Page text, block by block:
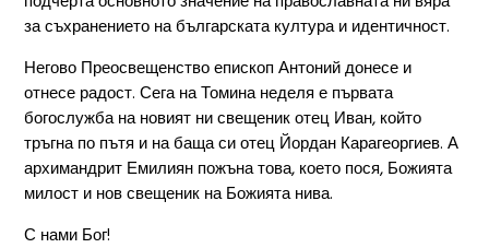
за съхранението на българската култура и идентичност.
Негово Преосвещенство епископ Антоний донесе и
отнесе радост. Сега на Томина неделя е първата
богослужба на новият ни свещеник отец Иван, който
тръгна по пътя и на баща си отец Йордан Карагеоргиев. А
архимандрит Емилиян пожъна това, което пося, Божията
милост и нов свещеник на Божията нива.
С нами Бог!